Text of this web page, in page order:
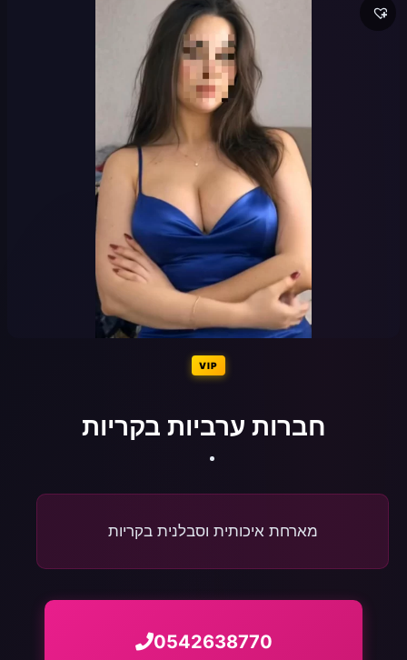
VIP
חברות ערביות בקריות
מארחת איכותית וסבלנית בקריות
0542638770